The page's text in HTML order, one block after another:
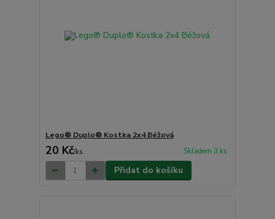
Lego® Duplo® Kostka 2x4 Béžová
20 Kč/ks Skladem 3 ks
Přidat do košíku